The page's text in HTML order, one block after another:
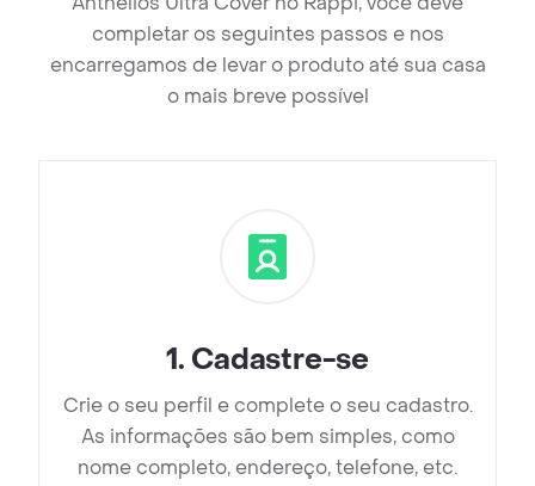
completar os seguintes passos e nos
encarregamos de levar o produto até sua casa
o mais breve possível
1. Cadastre-se
Crie o seu perfil e complete o seu cadastro.
As informações são bem simples, como
nome completo, endereço, telefone, etc.